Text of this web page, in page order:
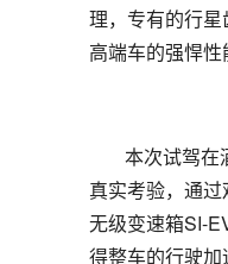
理，专有的行
高端车的强悍性
本次试驾在
真实考验，通
无级变速箱SI-
得整车的行驶